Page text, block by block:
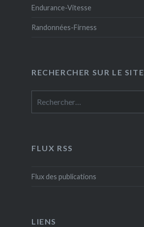
Endurance-Vitesse
Randonnées-Firness
RECHERCHER SUR LE SITE
FLUX RSS
Flux des publications
LIENS